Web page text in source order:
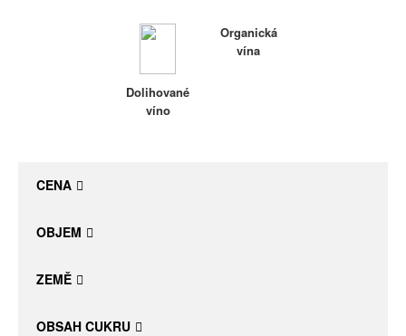
Dolihované
víno
Organická
vína
CENA
OBJEM
ZEMĚ
OBSAH CUKRU